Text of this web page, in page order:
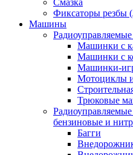
Смазка
Фиксаторы резбы
Машины
Машинки с
Машинки с
Машинки-
Мотоциклы
Трюковые
бензиновые и
Багги